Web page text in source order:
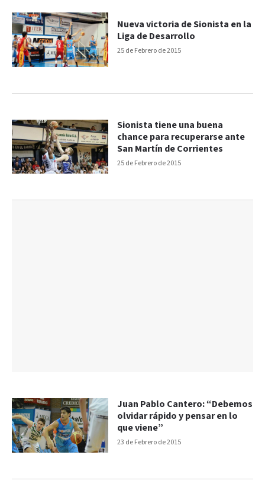
25 de Febrero de 2015
Nueva victoria de Sionista en la
Liga de Desarrollo
25 de Febrero de 2015
Sionista tiene una buena
chance para recuperarse ante
San Martín de Corrientes
23 de Febrero de 2015
Juan Pablo Cantero: “Debemos
olvidar rápido y pensar en lo
que viene”